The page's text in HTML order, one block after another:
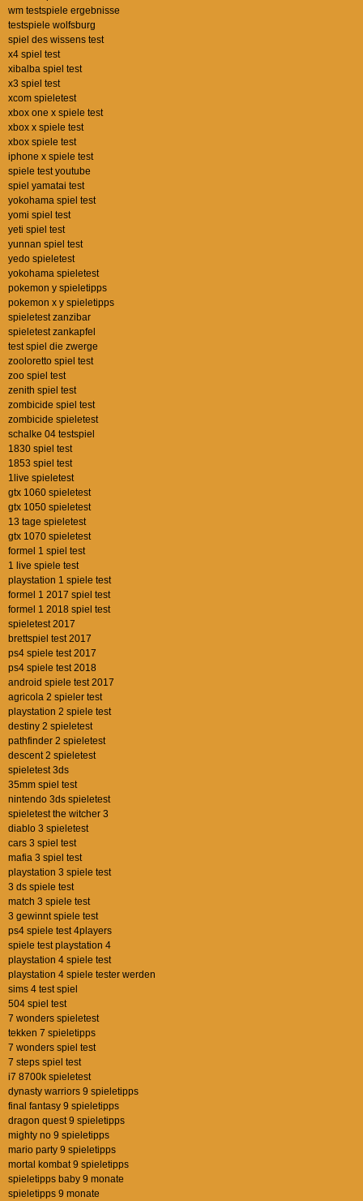
wm testspiele ergebnisse
testspiele wolfsburg
spiel des wissens test
x4 spiel test
xibalba spiel test
x3 spiel test
xcom spieletest
xbox one x spiele test
xbox x spiele test
xbox spiele test
iphone x spiele test
spiele test youtube
spiel yamatai test
yokohama spiel test
yomi spiel test
yeti spiel test
yunnan spiel test
yedo spieletest
yokohama spieletest
pokemon y spieletipps
pokemon x y spieletipps
spieletest zanzibar
spieletest zankapfel
test spiel die zwerge
zooloretto spiel test
zoo spiel test
zenith spiel test
zombicide spiel test
zombicide spieletest
schalke 04 testspiel
1830 spiel test
1853 spiel test
1live spieletest
gtx 1060 spieletest
gtx 1050 spieletest
13 tage spieletest
gtx 1070 spieletest
formel 1 spiel test
1 live spiele test
playstation 1 spiele test
formel 1 2017 spiel test
formel 1 2018 spiel test
spieletest 2017
brettspiel test 2017
ps4 spiele test 2017
ps4 spiele test 2018
android spiele test 2017
agricola 2 spieler test
playstation 2 spiele test
destiny 2 spieletest
pathfinder 2 spieletest
descent 2 spieletest
spieletest 3ds
35mm spiel test
nintendo 3ds spieletest
spieletest the witcher 3
diablo 3 spieletest
cars 3 spiel test
mafia 3 spiel test
playstation 3 spiele test
3 ds spiele test
match 3 spiele test
3 gewinnt spiele test
ps4 spiele test 4players
spiele test playstation 4
playstation 4 spiele test
playstation 4 spiele tester werden
sims 4 test spiel
504 spiel test
7 wonders spieletest
tekken 7 spieletipps
7 wonders spiel test
7 steps spiel test
i7 8700k spieletest
dynasty warriors 9 spieletipps
final fantasy 9 spieletipps
dragon quest 9 spieletipps
mighty no 9 spieletipps
mario party 9 spieletipps
mortal kombat 9 spieletipps
spieletipps baby 9 monate
spieletipps 9 monate